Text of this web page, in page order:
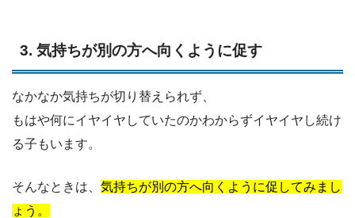
3. 気持ちが別の方へ向くように促す
なかなか気持ちが切り替えられず、
もはや何にイヤイヤしていたのかわからずイヤイヤし続け
る子もいます。
そんなときは、 気持ちが別の方へ向くように促してみまし
ょう。